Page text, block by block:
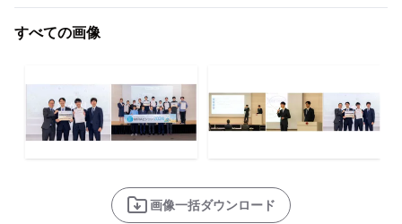
すべての画像
画像一括ダウンロード